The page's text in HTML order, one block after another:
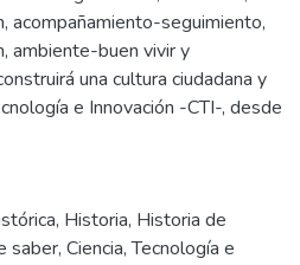
acompañamiento-seguimiento,
ambiente-buen vivir y
una cultura ciudadana y
e Innovación -CTI-, desde
, Historia, Historia de
saber, Ciencia, Tecnología e